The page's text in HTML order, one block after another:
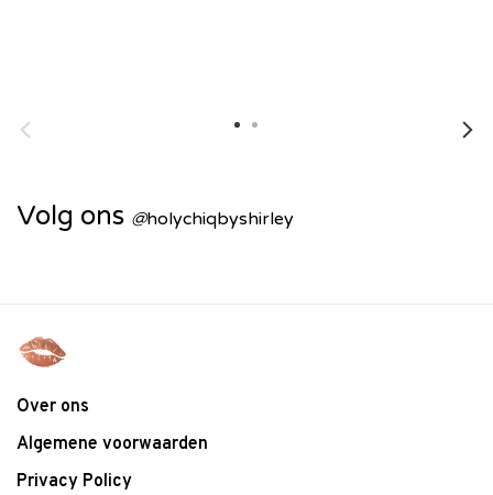
Volg ons @holychiqbyshirley
Over ons
Algemene voorwaarden
Privacy Policy